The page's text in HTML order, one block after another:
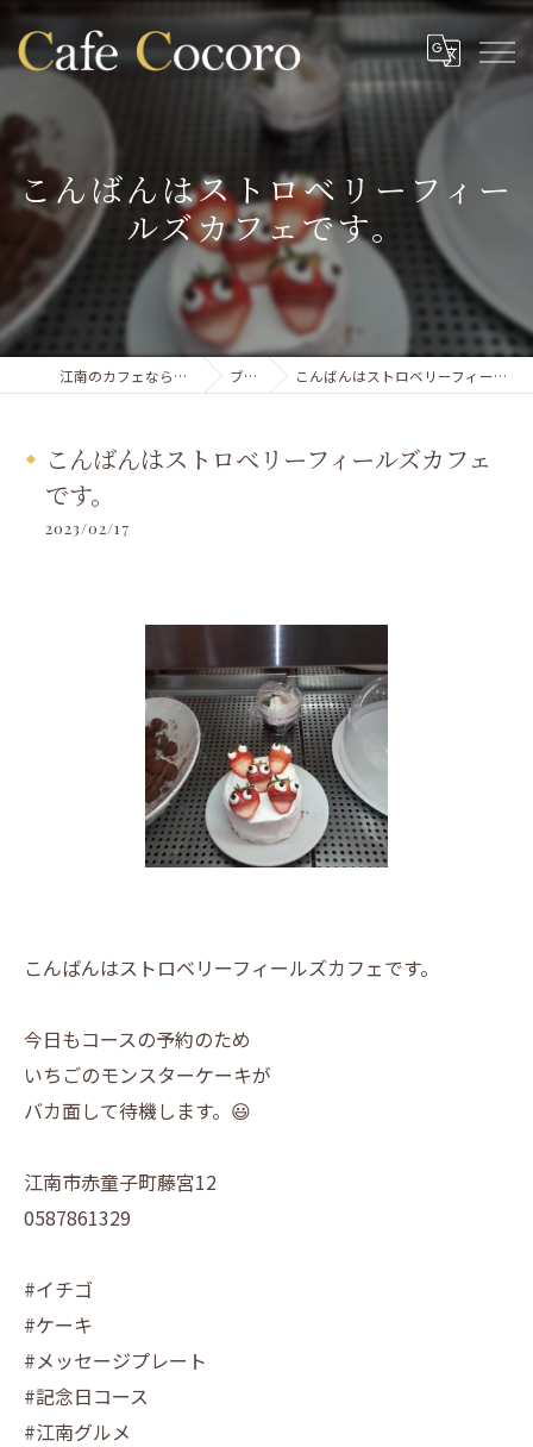
こんばんはストロベリーフィー
ルズカフェです。
江南のカフェならCafe Cocoro ブログ こんばんはストロベリーフィールズカフェです。
こんばんはストロベリーフィールズカフェ
です。
2023/02/17
こんばんはストロベリーフィールズカフェです。
今日もコースの予約のため
いちごのモンスターケーキが
バカ面して待機します。😃
江南市赤童子町藤宮12
0587861329
#イチゴ
#ケーキ
#メッセージプレート
#記念日コース
#江南グルメ